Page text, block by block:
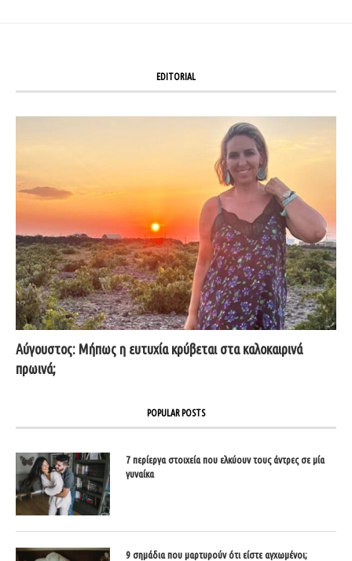
EDITORIAL
Αύγουστος: Μήπως η ευτυχία κρύβεται στα καλοκαιρινά
πρωινά;
POPULAR POSTS
7 περίεργα στοιχεία που ελκύουν τους άντρες σε μία
γυναίκα
9 σημάδια που μαρτυρούν ότι είστε αγχωμένοι;